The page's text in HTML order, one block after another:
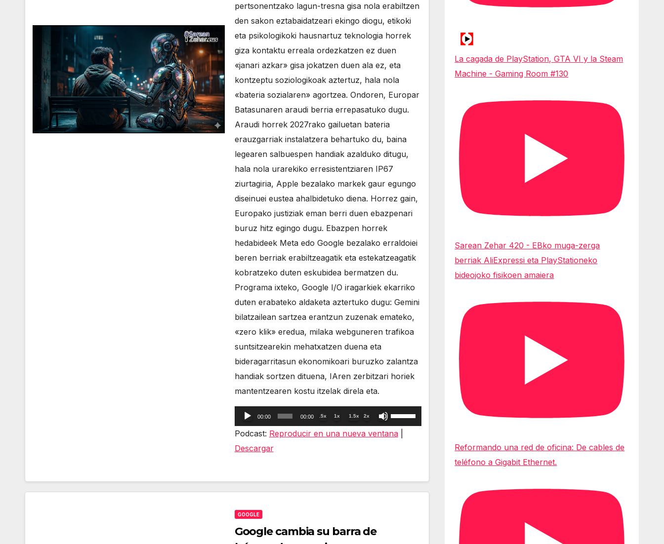
pertsonentzako lagun-tresna gisa nola erabiltzen
den sakon eztabaidatzeari ekingo diogu, etikoki
eta psikologikoki hausnartuz teknologia horrek
giza kontaktu erreala ordezkatzen ez duen
«janari azkar» gisa jokatzen duen ala ez, eta
kontzeptu soziologikoak aztertuz, hala nola
«bateria sozialaren» agortzea. Ondoren, Europar
Batasunaren araudi berria errepasatuko dugu.
Araudi horrek 2027rako gailuetan bateria
erauzgarriak instalatzera behartuko du, baina
legearen salbuespen handiak azalduko ditugu,
hala nola urarekiko erresistentziaren IP67
ziurtagiria, Apple bezalako markek gaur egungo
diseinuei eustea ahalbidetuko diena. Horrez gain,
Europako justiziak eman berri duen ebazpenari
buruz hitz egingo dugu. Ebazpen horrek
hedabideek Meta edo Google bezalako erraldoiei
beren berriak erabiltzeagatik eta estekatzeagatik
kobratzeko duten eskubidea bermatzen du.
Programa ixteko, Google I/O iragarkiek ekarriko
duten erabateko aldaketa aztertuko dugu: Gemini
bilatzailean sartzea erantzun zuzenak emateko,
«zero klik» eredua, milaka webguneren trafikoa
suntsitzearekin mehatxatzen duena eta
bideragarritasun ekonomikoari buruzko zalantza
handiak sortzen dituena, IAren zerbitzari horiek
mantentzearen kostu itzelak direla eta.
Reproductor
de
00:00 00:00 .5x 1x 1.5x 2x
Utiliza
las
Podcast: Reproducir en una nueva ventana|
Descargar
GOOGLE
Google cambia su barra de
La cagada de PlayStation, GTA VI y la Steam
Machine - Gaming Room #130
Sarean Zehar 420 - EBko muga-zerga
berriak AliExpressi eta PlayStationeko
bideojoko fisikoen amaiera
Reformando una red de oficina: De cables de
teléfono a Gigabit Ethernet.